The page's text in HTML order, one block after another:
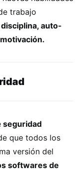
trabajo
disciplina, auto-
seguridad
que todos los
versión del
softwares de